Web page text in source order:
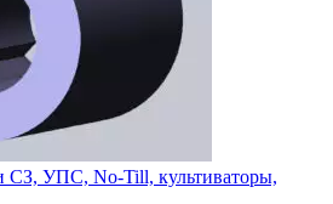
СЗ, УПС, No-Till, культиваторы,